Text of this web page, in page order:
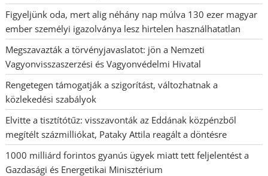
Figyeljünk oda, mert alig néhány nap múlva 130 ezer magyar
ember személyi igazolványa lesz hirtelen használhatatlan
Megszavazták a törvényjavaslatot: jön a Nemzeti
Vagyonvisszaszerzési és Vagyonvédelmi Hivatal
Rengetegen támogatják a szigorítást, változhatnak a
közlekedési szabályok
Elvitte a tisztítótűz: visszavonták az Eddának közpénzből
megítélt százmilliókat, Pataky Attila reagált a döntésre
1000 milliárd forintos gyanús ügyek miatt tett feljelentést a
Gazdasági és Energetikai Minisztérium